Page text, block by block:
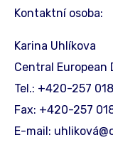
Kontaktní osoba:
Karina Uhlíkova
Central European
Tel.: +420-257
Fax: +420-257
E-mail: